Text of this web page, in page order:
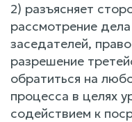
2) разъясняет
рассмотрение
заседателей,
разрешение
обратиться на
процесса в целях
содействием к